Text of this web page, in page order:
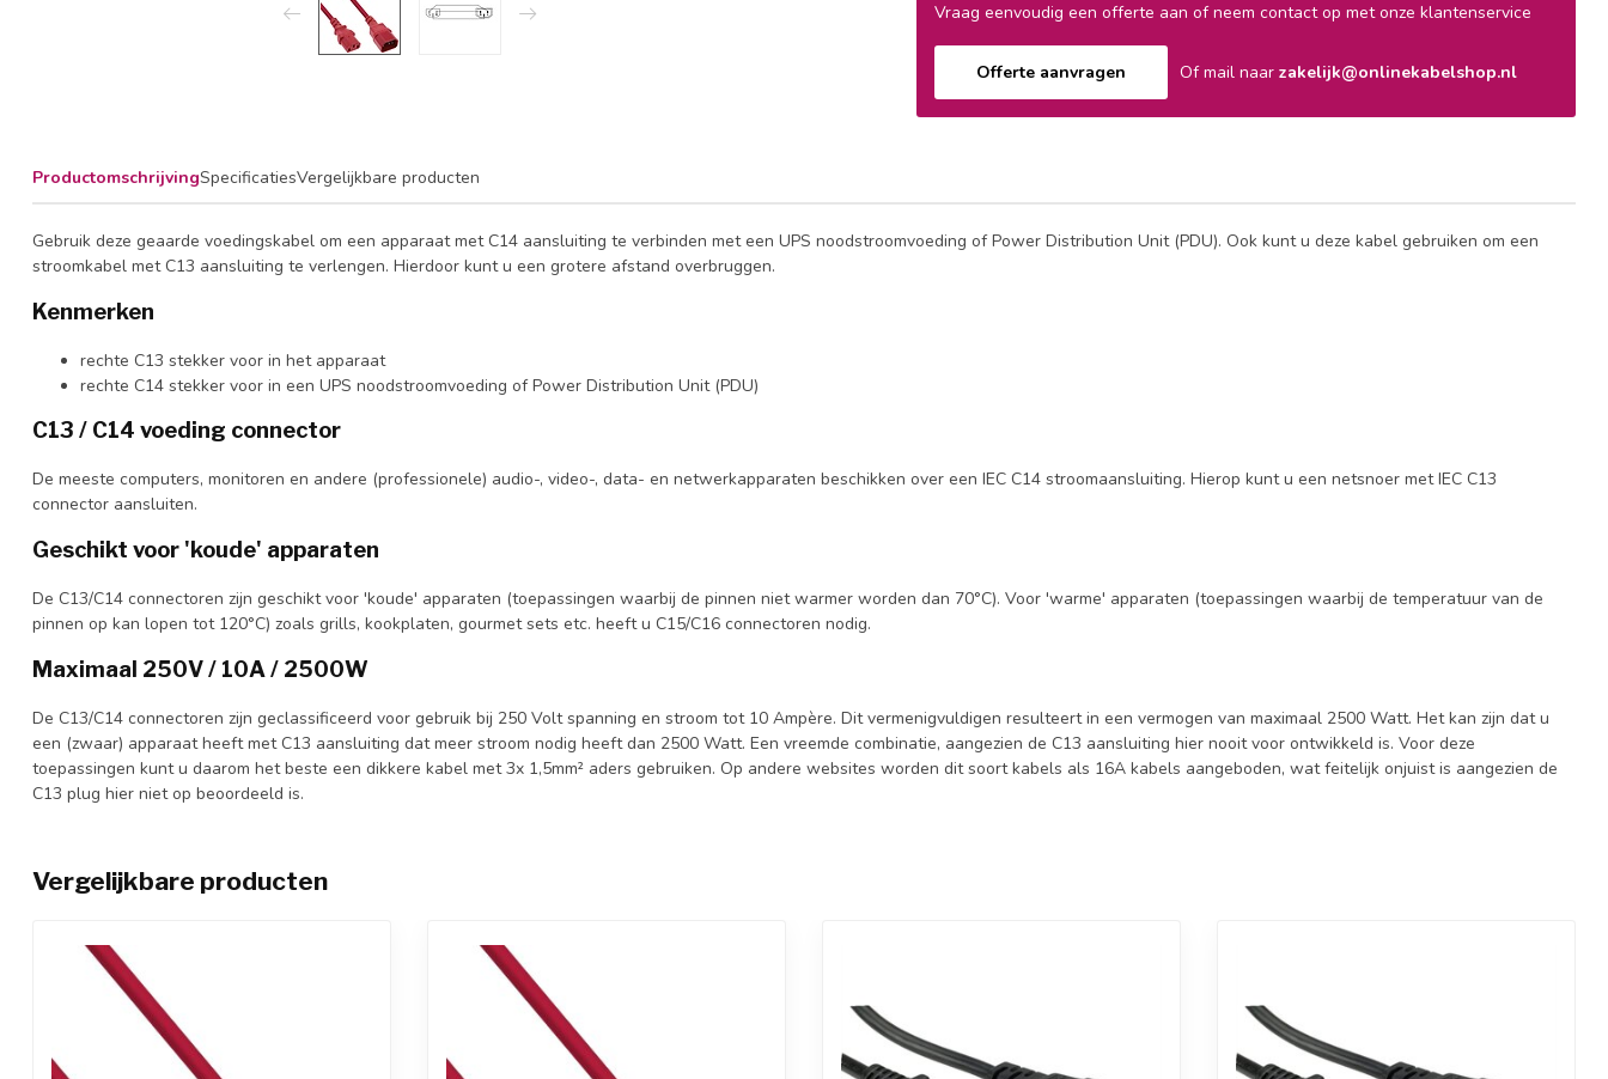
Vraag eenvoudig een offerte aan of neem contact op met onze klantenservice
Offerte aanvragen Of mail naarzakelijk@onlinekabelshop.nl
ProductomschrijvingSpecificatiesVergelijkbare producten
Gebruik deze geaarde voedingskabel om een apparaat met C14 aansluiting te verbinden met een UPS noodstroomvoeding of Power Distribution Unit (PDU). Ook kunt u deze kabel gebruiken om een
stroomkabel met C13 aansluiting te verlengen. Hierdoor kunt u een grotere afstand overbruggen.
Kenmerken
rechte C13 stekker voor in het apparaat
rechte C14 stekker voor in een UPS noodstroomvoeding of Power Distribution Unit (PDU)
C13 / C14 voeding connector
De meeste computers, monitoren en andere (professionele) audio-, video-, data- en netwerkapparaten beschikken over een IEC C14 stroomaansluiting. Hierop kunt u een netsnoer met IEC C13
connector aansluiten.
Geschikt voor 'koude' apparaten
De C13/C14 connectoren zijn geschikt voor 'koude' apparaten (toepassingen waarbij de pinnen niet warmer worden dan 70°C). Voor 'warme' apparaten (toepassingen waarbij de temperatuur van de
pinnen op kan lopen tot 120°C) zoals grills, kookplaten, gourmet sets etc. heeft u C15/C16 connectoren nodig.
Maximaal 250V / 10A / 2500W
De C13/C14 connectoren zijn geclassificeerd voor gebruik bij 250 Volt spanning en stroom tot 10 Ampère. Dit vermenigvuldigen resulteert in een vermogen van maximaal 2500 Watt. Het kan zijn dat u
een (zwaar) apparaat heeft met C13 aansluiting dat meer stroom nodig heeft dan 2500 Watt. Een vreemde combinatie, aangezien de C13 aansluiting hier nooit voor ontwikkeld is. Voor deze
toepassingen kunt u daarom het beste een dikkere kabel met 3x 1,5mm² aders gebruiken. Op andere websites worden dit soort kabels als 16A kabels aangeboden, wat feitelijk onjuist is aangezien de
C13 plug hier niet op beoordeeld is.
Vergelijkbare producten